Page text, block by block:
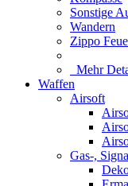
Sonstige
Wandern
Zippo
Mehr
Waffen
Airsoft
Gas-,